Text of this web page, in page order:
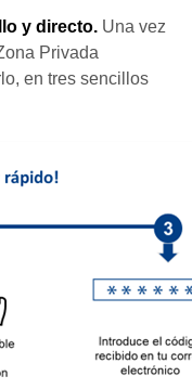
y directo. Una vez
Privada
en tres sencillos